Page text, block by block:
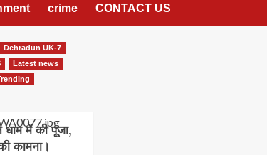
crime CONTACT US
Dehradun UK-7
Latest news
धाम में की पूजा,
कामना।